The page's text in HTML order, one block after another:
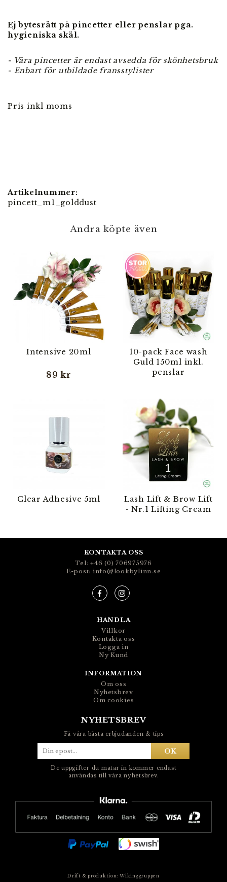
Ej bytesrätt på pincetter eller penslar pga.
hygieniska skäl.
- Våra pincetter är endast avsedda för skönhetsbruk
- Enbart för utbildade fransstylister
Pris inkl moms
Artikelnummer:
pincett_m1_golddust
Andra köpte även
Intensive 20ml
89 kr
10-pack Face wash
Guld 150ml inkl.
penslar
Clear Adhesive 5ml
Lash Lift & Brow Lift
- Nr.1 Lifting Cream
KONTAKTA OSS
Tel: +46 (0) 706975976
E-post: info@lookbylinn.se
HANDLA
Villkor
Kontakta oss
Logga in
Ny Kund
INFORMATION
Om oss
Nyhetsbrev
Om cookies
NYHETSBREV
Få våra bästa erbjudanden & tips
OK
De uppgifter du matar in kommer endast
användas till våra nyhetsbrev.
Drift & produktion:Wikinggruppen